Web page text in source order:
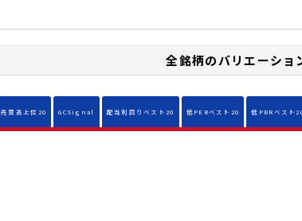
全銘柄のバリエーショ
売買高上位20 GCSignal 配当利回りベスト20 低PERベスト20 低PBRベスト